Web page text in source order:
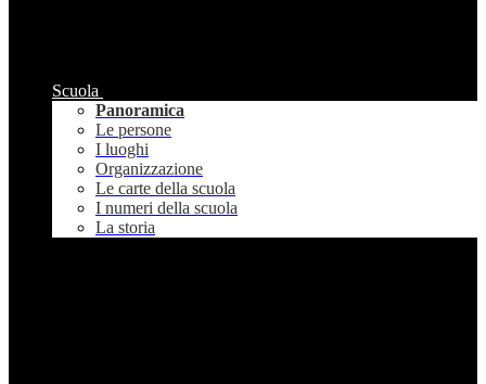
Scuola
Panoramica
Le persone
I luoghi
Organizzazione
Le carte della scuola
I numeri della scuola
La storia